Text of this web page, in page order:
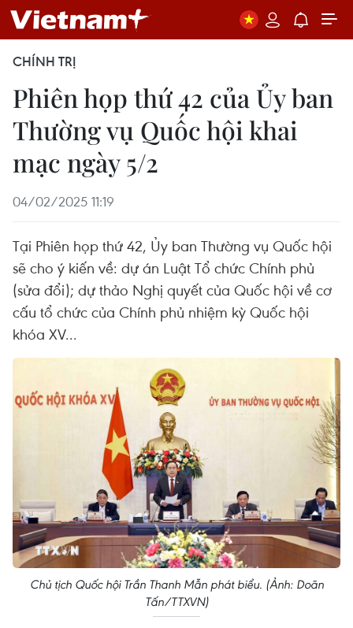
CHÍNH TRỊ
Phiên họp thứ 42 của Ủy ban
Thường vụ Quốc hội khai
mạc ngày 5/2
04/02/2025 11:19
Tại Phiên họp thứ 42, Ủy ban Thường vụ Quốc hội
sẽ cho ý kiến về: dự án Luật Tổ chức Chính phủ
(sửa đổi); dự thảo Nghị quyết của Quốc hội về cơ
cấu tổ chức của Chính phủ nhiệm kỳ Quốc hội
khóa XV...
Chủ tịch Quốc hội Trần Thanh Mẫn phát biểu. (Ảnh: Doãn
Tấn/TTXVN)